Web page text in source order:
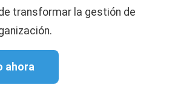
transformar la gestión de
ahora